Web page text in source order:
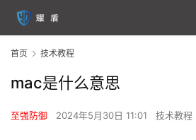
首页 技术教程
mac是什么意思
至强防御 2024年5月30日 11:01 技术教程